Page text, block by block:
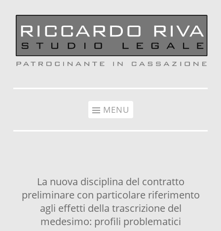
MENU
La nuova disciplina del contratto
preliminare con particolare riferimento
agli effetti della trascrizione del
medesimo: profili problematici